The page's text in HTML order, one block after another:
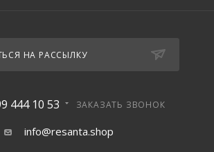
НА РАССЫЛКУ
444 10 53 ЗАКАЗАТЬ ЗВОНОК
info@resanta.shop